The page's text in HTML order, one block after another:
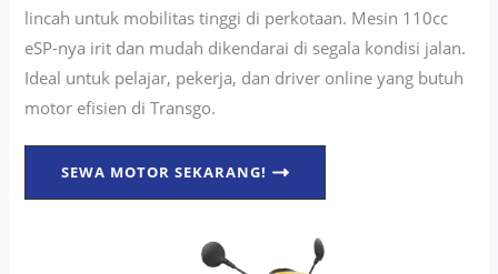
lincah untuk mobilitas tinggi di perkotaan. Mesin 110cc
eSP-nya irit dan mudah dikendarai di segala kondisi jalan.
Ideal untuk pelajar, pekerja, dan driver online yang butuh
motor efisien di Transgo.
SEWA MOTOR SEKARANG!